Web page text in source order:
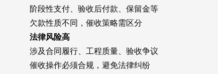
阶段性支付、验收后付款、保留金等
欠款性质不同，催收策略需区分
法律风险高
涉及合同履行、工程质量、验收争议
催收操作必须合规，避免法律纠纷